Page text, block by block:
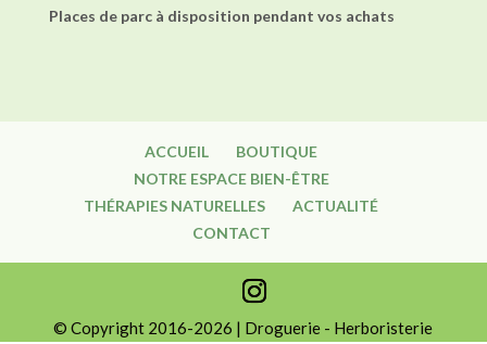
Places de parc à disposition pendant vos achats
ACCUEIL
BOUTIQUE
NOTRE ESPACE BIEN-ÊTRE
THÉRAPIES NATURELLES
ACTUALITÉ
CONTACT
© Copyright 2016-2026 | Droguerie - Herboristerie